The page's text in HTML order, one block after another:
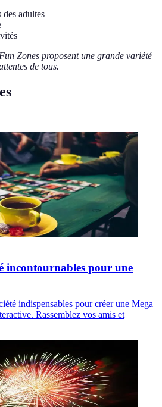
adultes
Zones proposent une grande variété
de tous.
incontournables pour une
indispensables pour créer une Mega
Rassemblez vos amis et